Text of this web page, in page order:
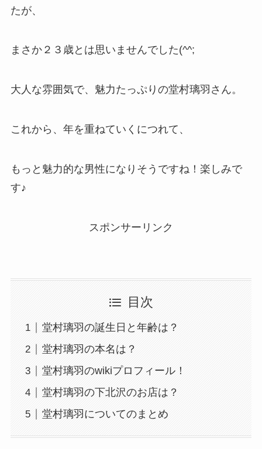
たが、
まさか２３歳とは思いませんでした(^^;
大人な雰囲気で、魅力たっぷりの堂村璃羽さん。
これから、年を重ねていくにつれて、
もっと魅力的な男性になりそうですね！楽しみで
す♪
スポンサーリンク
目次
堂村璃羽の誕生日と年齢は？
堂村璃羽の本名は？
堂村璃羽のwikiプロフィール！
堂村璃羽の下北沢のお店は？
堂村璃羽についてのまとめ